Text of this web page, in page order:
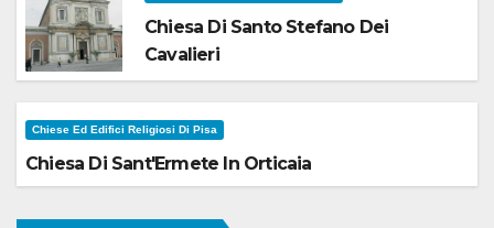
Chiesa Di Santo Stefano Dei
Cavalieri
Chiese Ed Edifici Religiosi Di Pisa
Chiesa Di Sant'Ermete In Orticaia